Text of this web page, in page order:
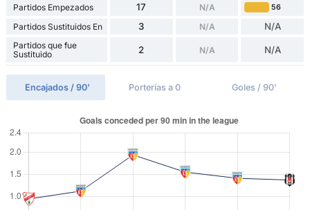
Partidos Empezados 17 N/A 56
Partidos Sustituidos En 3 N/A N/A
Partidos que fue
Sustituido
2 N/A N/A
Encajados / 90' Porterías a 0 Goles / 90'